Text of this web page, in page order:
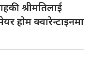
श्रीमतिलाई
हाेम क्वारेन्टाइनमा